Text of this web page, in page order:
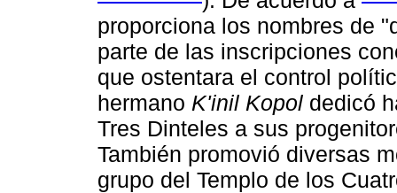
proporciona los nombres de
parte de las inscripciones
que ostentara el control
hermano K'inil Kopol dedicó
Tres Dinteles a sus
También promovió diversas
grupo del Templo de los